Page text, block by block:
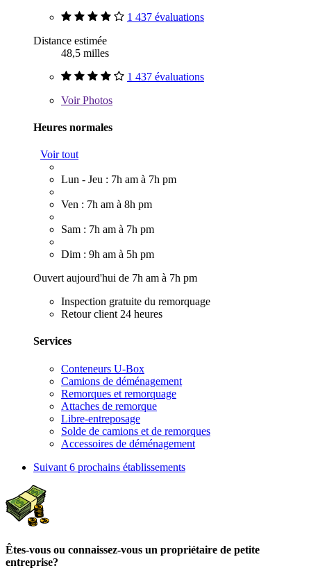
1 437 évaluations
Distance estimée
48,5 milles
1 437 évaluations
VoirPhotos
Heures normales
Voir tout
Lun - Jeu : 7h am à 7h pm
Ven : 7h am à 8h pm
Sam : 7h am à 7h pm
Dim : 9h am à 5h pm
Ouvert aujourd'hui de 7h am à 7h pm
Inspection gratuite du remorquage
Retour client 24 heures
Services
Conteneurs U-Box
Camions de déménagement
Remorques et remorquage
Attaches de remorque
Libre-entreposage
Solde de camions et de remorques
Accessoires de déménagement
Suivant 6 prochains établissements
Êtes-vous ou connaissez-vous un propriétaire de petite
entreprise?